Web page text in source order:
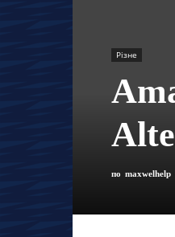
Різне
по maxwelhelp